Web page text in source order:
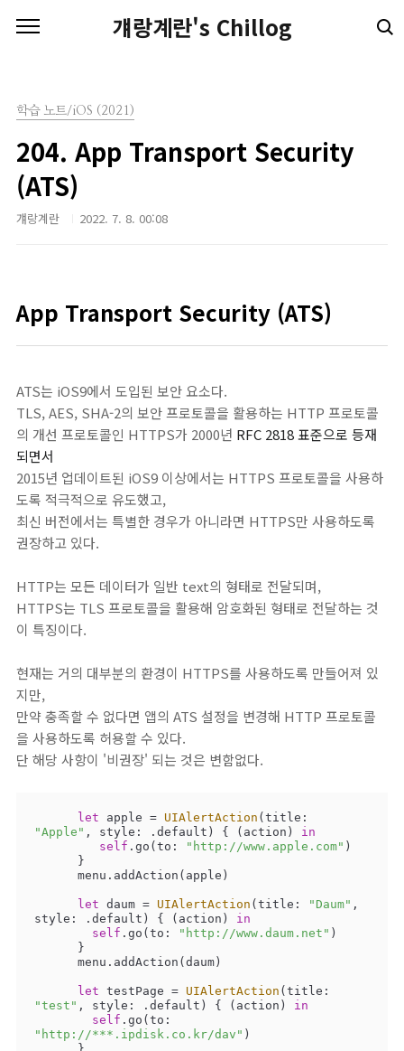
걔랑계란's Chillog
학습 노트/iOS (2021)
204. App Transport Security
(ATS)
걔랑계란 2022. 7. 8. 00:08
App Transport Security (ATS)
ATS는 iOS9에서 도입된 보안 요소다.
TLS, AES, SHA-2의 보안 프로토콜을 활용하는 HTTP 프로토콜
의 개선 프로토콜인 HTTPS가 2000년 RFC 2818 표준으로 등재
되면서
2015년 업데이트된 iOS9 이상에서는 HTTPS 프로토콜을 사용하
도록 적극적으로 유도했고,
최신 버전에서는 특별한 경우가 아니라면 HTTPS만 사용하도록
권장하고 있다.
HTTP는 모든 데이터가 일반 text의 형태로 전달되며,
HTTPS는 TLS 프로토콜을 활용해 암호화된 형태로 전달하는 것
이 특징이다.
현재는 거의 대부분의 환경이 HTTPS를 사용하도록 만들어져 있
지만,
만약 충족할 수 없다면 앱의 ATS 설정을 변경해 HTTP 프로토콜
을 사용하도록 허용할 수 있다.
단 해당 사항이 '비권장' 되는 것은 변함없다.
let apple = UIAlertAction
"Apple" , style: .default) { (action) in
self .go(to: "http://www.apple.com" )
let daum = UIAlertAction (title: "Daum" ,
style: .default) { (action) in
self .go(to: "http://www.daum.net" )
let testPage = UIAlertAction
"test" , style: .default) { (action) in
self
"http://***.ipdisk.co.kr/dav" )